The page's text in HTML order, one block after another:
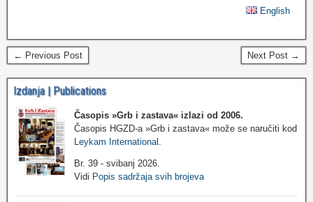
English
← Previous Post Next Post →
Izdanja | Publications
Časopis »Grb i zastava« izlazi od 2006.
Časopis HGZD-a »Grb i zastava« može se naručiti kod
Leykam International
Br. 39 - svibanj 2026.
Vidi Popis sadržaja svih brojeva